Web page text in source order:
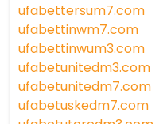
ufabettersum7.com
ufabettinwm7.com
ufabettinwum3.com
ufabetunitedm3.com
ufabetunitedm7.com
ufabetuskedm7.com